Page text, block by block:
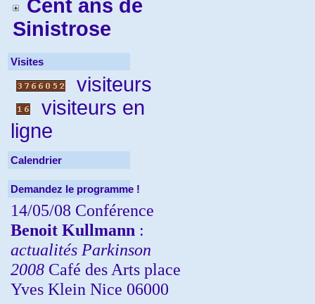
Cent ans de
Sinistrose
Visites
visiteurs
visiteurs en
ligne
Calendrier
Demandez le programme !
14/05/08 Conférence
Benoit Kullmann :
actualités Parkinson
2008 Café des Arts place
Yves Klein Nice 06000